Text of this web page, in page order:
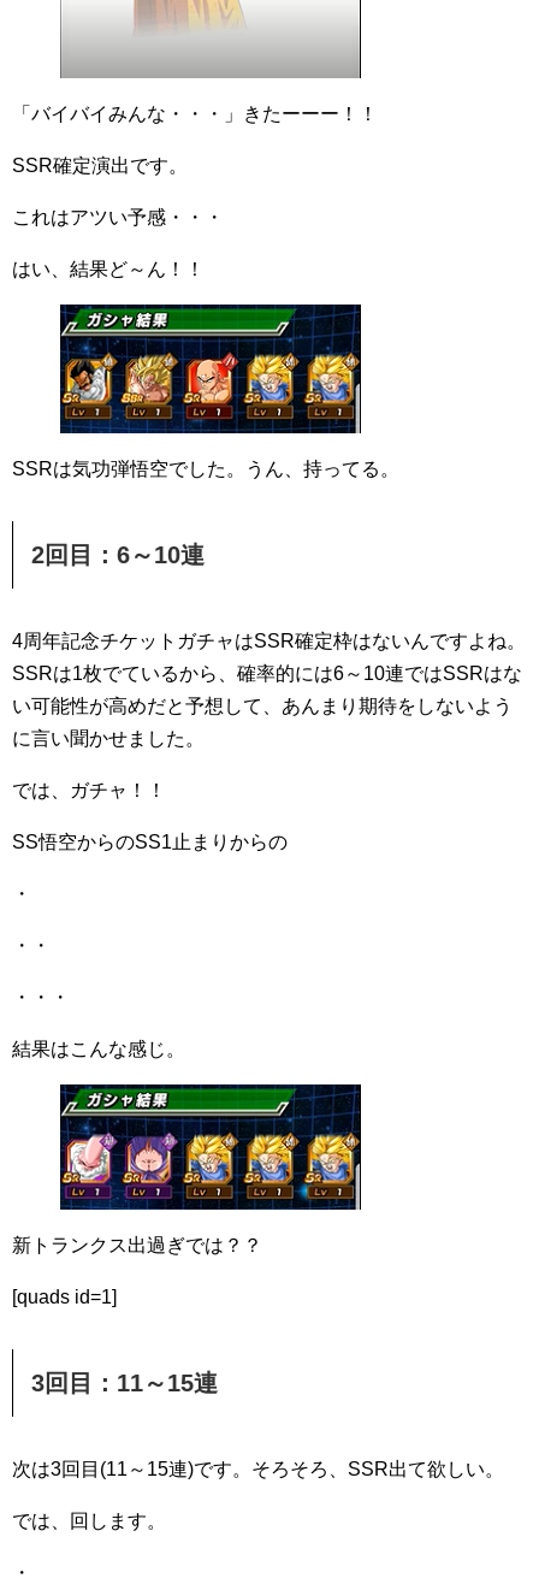
「バイバイみんな・・・」きたーーー！！
SSR確定演出です。
これはアツい予感・・・
はい、結果ど～ん！！
SSRは気功弾悟空でした。うん、持ってる。
2回目：6～10連
4周年記念チケットガチャはSSR確定枠はないんですよね。
SSRは1枚でているから、確率的には6～10連ではSSRはな
い可能性が高めだと予想して、あんまり期待をしないよう
に言い聞かせました。
では、ガチャ！！
SS悟空からのSS1止まりからの
・
・・
・・・
結果はこんな感じ。
新トランクス出過ぎでは？？
[quads id=1]
3回目：11～15連
次は3回目(11～15連)です。そろそろ、SSR出て欲しい。
では、回します。
・